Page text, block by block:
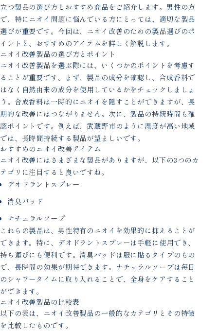
立つ製品の選び方とおすすめ商品をご紹介します。男性の方
で、特にニオイ問題に悩んでいる方にとっては、適切な製品
選びが重要です。今回は、ニオイ改善のための製品選びのポ
イントと、おすすめのアイテムを詳しく解説します。
ニオイ改善製品の選び方とポイント
ニオイ改善製品を選ぶ際には、いくつかのポイントを考慮す
ることが重要です。まず、製品の成分を確認し、合成香料で
はなく自然由来の成分を使用しているかをチェックしましょ
う。合成香料は一時的にニオイを隠すことができますが、長
期的な改善にはつながりません。次に、製品の持続時間も確
認ポイントです。例えば、武蔵野市のように湿度が高い地域
では、長時間持続する製品が望ましいです。
おすすめのニオイ改善アイテム
ニオイ改善にはさまざまな製品がありますが、以下の3つのカ
テゴリに注目すると良いですね。
デオドラントスプレー
消臭パッド
ナチュラルソープ
これらの製品は、男性特有のニオイを効果的に抑えることが
できます。特に、デオドラントスプレーは手軽に使用でき、
持ち運びにも便利です。消臭パッドは服に貼るタイプのもの
で、長時間の効果が期待できます。ナチュラルソープは毎日
のシャワータイムに取り入れることで、全身をケアすること
ができます。
ニオイ改善製品の比較表
以下の表は、ニオイ改善製品の一般的なカテゴリとその特徴
を比較したものです。